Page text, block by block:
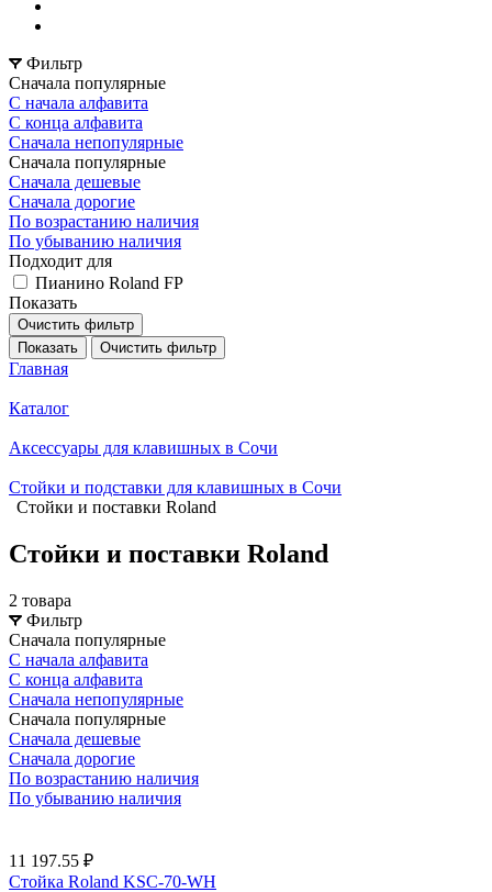
Фильтр
Сначала популярные
С начала алфавита
С конца алфавита
Сначала непопулярные
Сначала популярные
Сначала дешевые
Сначала дорогие
По возрастанию наличия
По убыванию наличия
Подходит для
Пианино Roland FP
Показать
Очистить фильтр
Показать
Очистить фильтр
Главная
Каталог
Аксессуары для клавишных в Сочи
Стойки и подставки для клавишных в Сочи
Стойки и поставки Roland
Стойки и поставки Roland
2 товара
Фильтр
Сначала популярные
С начала алфавита
С конца алфавита
Сначала непопулярные
Сначала популярные
Сначала дешевые
Сначала дорогие
По возрастанию наличия
По убыванию наличия
11 197.55 ₽
Стойка Roland KSC-70-WH